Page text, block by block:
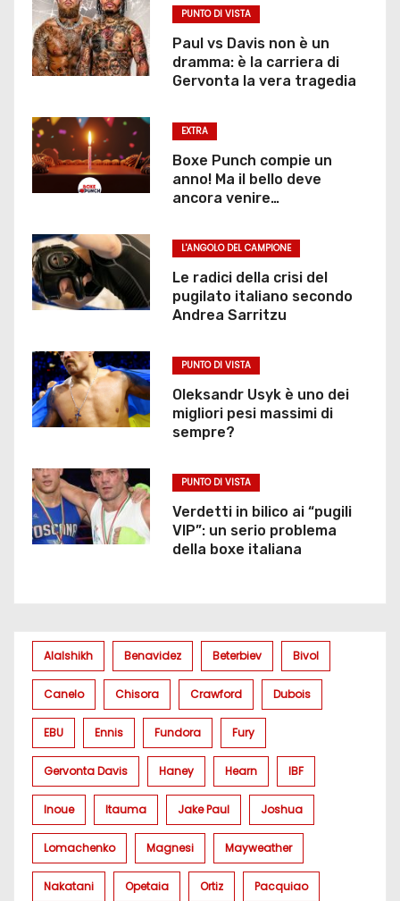
PUNTO DI VISTA
Paul vs Davis non è un
dramma: è la carriera di
Gervonta la vera tragedia
EXTRA
Boxe Punch compie un
anno! Ma il bello deve
ancora venire…
L'ANGOLO DEL CAMPIONE
Le radici della crisi del
pugilato italiano secondo
Andrea Sarritzu
PUNTO DI VISTA
Oleksandr Usyk è uno dei
migliori pesi massimi di
sempre?
PUNTO DI VISTA
Verdetti in bilico ai “pugili
VIP”: un serio problema
della boxe italiana
Alalshikh Benavidez Beterbiev Bivol
Canelo Chisora Crawford Dubois
EBU Ennis Fundora Fury
Gervonta Davis Haney Hearn IBF
Inoue Itauma Jake Paul Joshua
Lomachenko Magnesi Mayweather
Nakatani Opetaia Ortiz Pacquiao